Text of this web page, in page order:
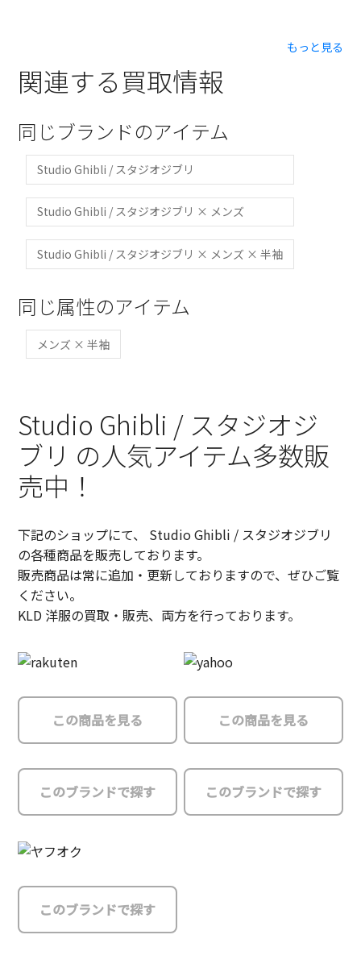
もっと見る
関連する買取情報
同じブランドのアイテム
Studio Ghibli / スタジオジブリ
Studio Ghibli / スタジオジブリ × メンズ
Studio Ghibli / スタジオジブリ × メンズ × 半袖
同じ属性のアイテム
メンズ × 半袖
Studio Ghibli / スタジオジ
ブリ の人気アイテム多数販
売中！
下記のショップにて、 Studio Ghibli / スタジオジブリ
の各種商品を販売しております。
販売商品は常に追加・更新しておりますので、ぜひご覧
ください。
KLD 洋服の買取・販売、両方を行っております。
この商品を見る
このブランドで探す
この商品を見る
このブランドで探す
このブランドで探す